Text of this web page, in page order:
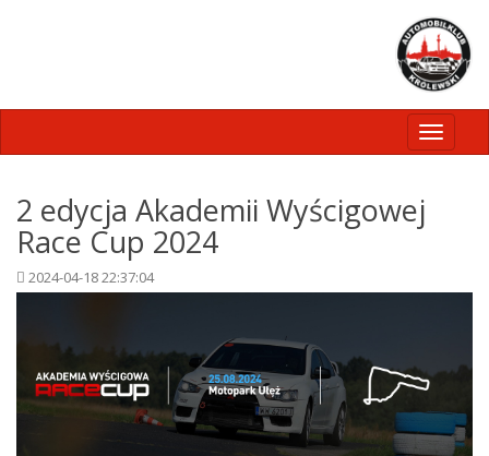
Toggle
2 edycja Akademii Wyścigowej
Race Cup 2024
2024-04-18 22:37:04